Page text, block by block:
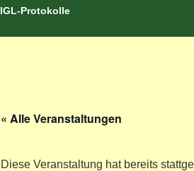
IGL-Protokolle
« Alle Veranstaltungen
Diese Veranstaltung hat bereits